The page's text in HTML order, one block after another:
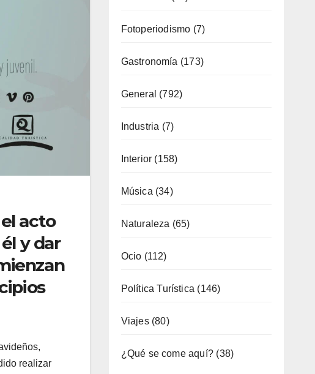
acto
y dar
realizar
General(792)
Industria(7)
Interior(158)
Música(34)
Naturaleza(65)
Ocio(112)
Política Turística
Viajes(80)
¿Qué se come aquí?(38)